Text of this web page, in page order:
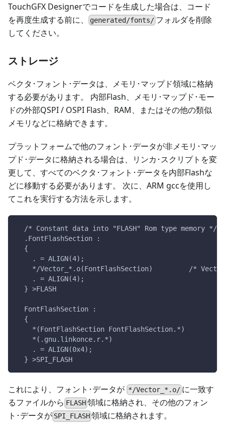
TouchGFX Designerでコードを生成した場合は、コード
を再度生成する前に、
generated/fonts/ フォルダを削除
してください。
ストレージ
ベクタ･フォント･データは、メモリ･マップド領域に格納
する必要があります。 内部Flash、メモリ･マップド･モー
ドの外部QSPI / OSPI Flash、RAM、またはその他の類似
メモリなどに格納できます。
プラットフォームで他のフォント･データが非メモリ･マッ
プド･データに格納される場合は、リンカ･スクリプトを変
更して、すべてのベクタ･フォント･データを内部Flashな
どに移動する必要があります。 次に、ARM gccを使用し
てこれを実行する方法を示します。
  /* Constant data into "FLASH" Rom type memory */
  .FontFlashSection :
  {
    . = ALIGN(4);
*/Vector_*.o(FontFlashSection)         /*
    . = ALIGN(4);
  } >FLASH
  FontFlashSection :
  {
    *(FontFlashSection FontFlashSection.*)
    *(.gnu.linkonce.r.*)
    . = ALIGN(0x4);
  } >SPI_FLASH
これにより、フォント･データが */Vector_*.o/ に一致す
るファイルから FLASH 領域に格納され、その他のフォン
ト･データが SPI_FLASH 領域に格納されます。